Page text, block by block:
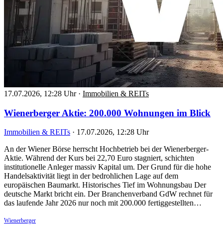
17.07.2026, 12:28 Uhr · Immobilien & REITs
Wienerberger Aktie: 200.000 Wohnungen im Blick
Immobilien & REITs · 17.07.2026, 12:28 Uhr
An der Wiener Börse herrscht Hochbetrieb bei der Wienerberger-
Aktie. Während der Kurs bei 22,70 Euro stagniert, schichten
institutionelle Anleger massiv Kapital um. Der Grund für die hohe
Handelsaktivität liegt in der bedrohlichen Lage auf dem
europäischen Baumarkt. Historisches Tief im Wohnungsbau Der
deutsche Markt bricht ein. Der Branchenverband GdW rechnet für
das laufende Jahr 2026 nur noch mit 200.000 fertiggestellten…
Wienerberger